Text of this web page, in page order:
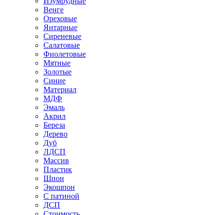
Венге
Ореховые
Янтарные
Сиреневые
Салатовые
Фиолетовые
Мятные
Золотые
Синие
Материал
МДФ
Эмаль
Акрил
Береза
Дерево
Дуб
ЛДСП
Массив
Пластик
Шпон
Экошпон
С патиной
ДСП